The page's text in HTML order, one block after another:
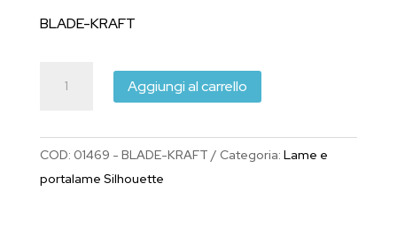
originale
€23.99.€17.00.
BLADE-KRAFT
Aggiungi al carrello
COD: 01469 - BLADE-KRAFT Categoria: Lame e
portalame Silhouette